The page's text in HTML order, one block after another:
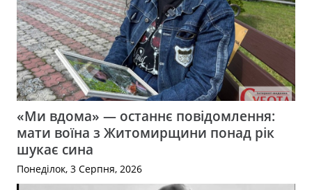
«Ми вдома» — останнє повідомлення:
мати воїна з Житомирщини понад рік
шукає сина
Понеділок, 3 Серпня, 2026